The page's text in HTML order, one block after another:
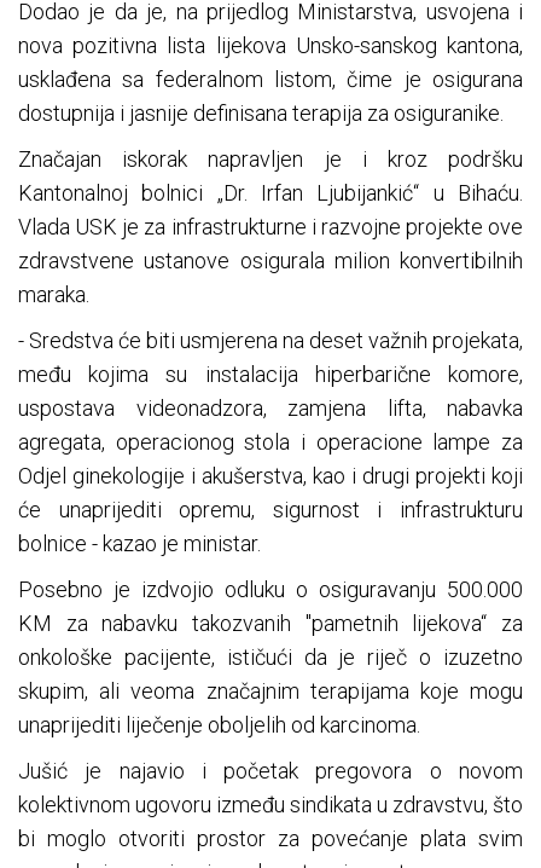
Dodao je da je, na prijedlog Ministarstva, usvojena i
nova pozitivna lista lijekova Unsko-sanskog kantona,
usklađena sa federalnom listom, čime je osigurana
dostupnija i jasnije definisana terapija za osiguranike.
Značajan iskorak napravljen je i kroz podršku
Kantonalnoj bolnici „Dr. Irfan Ljubijankić“ u Bihaću.
Vlada USK je za infrastrukturne i razvojne projekte ove
zdravstvene ustanove osigurala milion konvertibilnih
maraka.
- Sredstva će biti usmjerena na deset važnih projekata,
među kojima su instalacija hiperbarične komore,
uspostava videonadzora, zamjena lifta, nabavka
agregata, operacionog stola i operacione lampe za
Odjel ginekologije i akušerstva, kao i drugi projekti koji
će unaprijediti opremu, sigurnost i infrastrukturu
bolnice - kazao je ministar.
Posebno je izdvojio odluku o osiguravanju 500.000
KM za nabavku takozvanih "pametnih lijekova“ za
onkološke pacijente, ističući da je riječ o izuzetno
skupim, ali veoma značajnim terapijama koje mogu
unaprijediti liječenje oboljelih od karcinoma.
Jušić je najavio i početak pregovora o novom
kolektivnom ugovoru između sindikata u zdravstvu, što
bi moglo otvoriti prostor za povećanje plata svim